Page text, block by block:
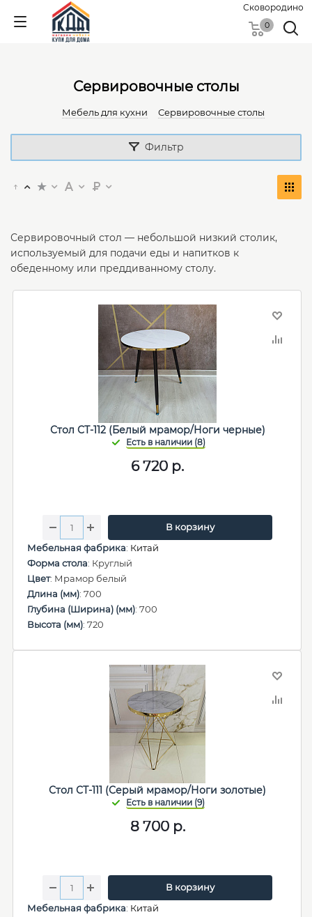
Сковородино
0
Сервировочные столы
Мебель для кухни Сервировочные столы
Фильтр
Сервировочный стол — небольшой низкий столик,
используемый для подачи еды и напитков к
обеденному или преддиванному столу.
Стол СТ-112 (Белый мрамор/Ноги черные)
6 720 р.
В корзину
Мебельная фабрика: Китай
Форма стола: Круглый
Цвет: Мрамор белый
Длина (мм): 700
Глубина (Ширина) (мм): 700
Высота (мм): 720
Стол СТ-111 (Серый мрамор/Ноги золотые)
8 700р.
В корзину
Мебельная фабрика: Китай